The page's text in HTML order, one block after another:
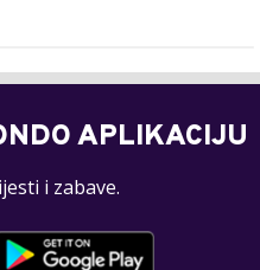
APLIKACIJU
i zabave.